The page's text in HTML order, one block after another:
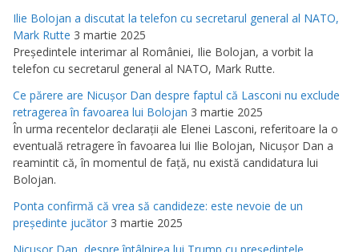
Ilie Bolojan a discutat la telefon cu secretarul general al NATO,
Mark Rutte 3 martie 2025
Preşedintele interimar al României, Ilie Bolojan, a vorbit la
telefon cu secretarul general al NATO, Mark Rutte.
Ce părere are Nicuşor Dan despre faptul că Lasconi nu exclude
retragerea în favoarea lui Bolojan 3 martie 2025
În urma recentelor declaraţii ale Elenei Lasconi, referitoare la o
eventuală retragere în favoarea lui Ilie Bolojan, Nicuşor Dan a
reamintit că, în momentul de faţă, nu există candidatura lui
Bolojan.
Ponta confirmă că vrea să candideze: este nevoie de un
preşedinte jucător 3 martie 2025